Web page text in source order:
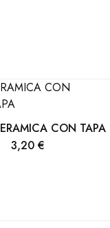
CON TAPA
3,20€